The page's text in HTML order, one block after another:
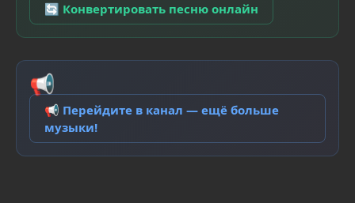
🔄 Конвертировать песню онлайн
📢
📢 Перейдите в канал — ещё больше
музыки!